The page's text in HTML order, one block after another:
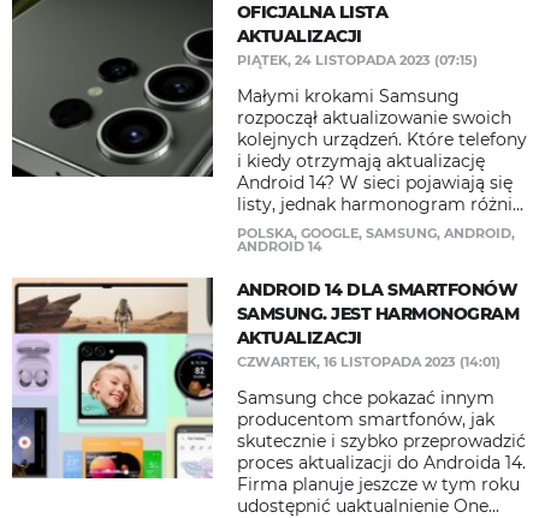
OFICJALNA LISTA
AKTUALIZACJI
PIĄTEK, 24 LISTOPADA 2023 (07:15)
Małymi krokami Samsung
rozpoczął aktualizowanie swoich
kolejnych urządzeń. Które telefony
i kiedy otrzymają aktualizację
Android 14? W sieci pojawiają się
listy, jednak harmonogram różni...
POLSKA, GOOGLE, SAMSUNG, ANDROID,
ANDROID 14
ANDROID 14 DLA SMARTFONÓW
SAMSUNG. JEST HARMONOGRAM
AKTUALIZACJI
CZWARTEK, 16 LISTOPADA 2023 (14:01)
Samsung chce pokazać innym
producentom smartfonów, jak
skutecznie i szybko przeprowadzić
proces aktualizacji do Androida 14.
Firma planuje jeszcze w tym roku
udostępnić uaktualnienie One...